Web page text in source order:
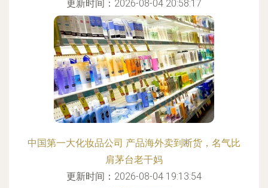
更新时间：2026-08-04 20:58:17
中国第一大化妆品公司 产品海外卖到断货，名气比
肩茅台老干妈
更新时间：2026-08-04 19:13:54